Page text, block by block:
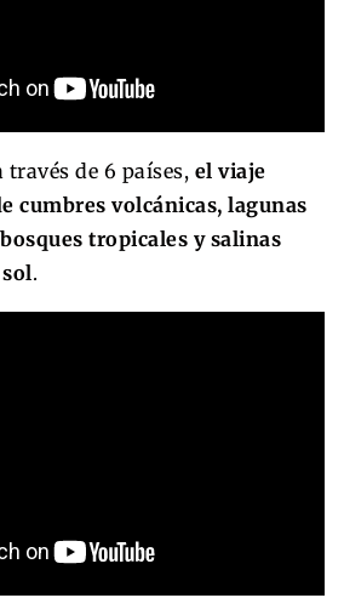
de 6 países, el viaje
cumbres volcánicas, lagunas
tropicales y salinas
.